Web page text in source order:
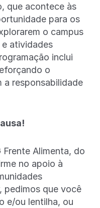
que acontece às
para os
o campus
atividades
inclui
o
a responsabilidade
Frente Alimenta, do
no apoio à
pedimos que você
e/ou lentilha, ou